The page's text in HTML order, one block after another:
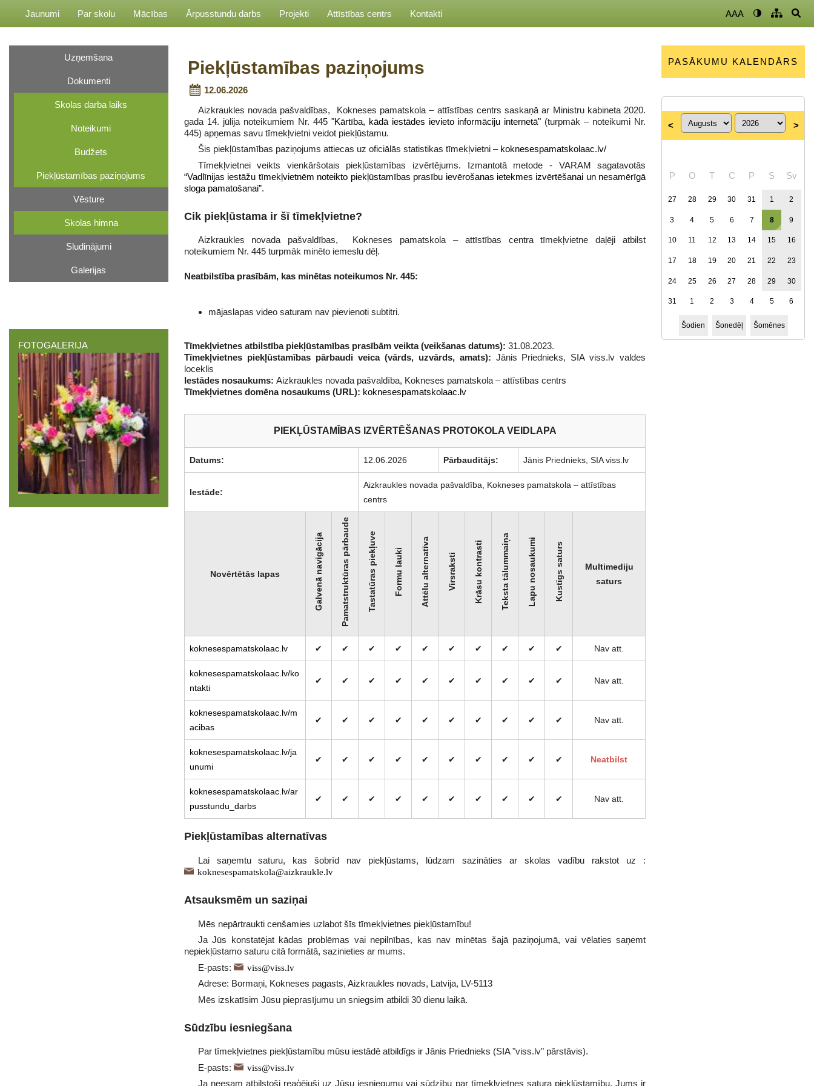
Jaunumi Par skolu Mācības Ārpusstundu darbs Projekti Attīstības centrs Kontakti AAA
Uzņemšana
Dokumenti
Skolas darba laiks
Noteikumi
Budžets
Piekļūstamības paziņojums
Vēsture
Skolas himna
Sludinājumi
Galerijas
FOTOGALERIJA
Piekļūstamības paziņojums
12.06.2026
Aizkraukles novada pašvaldības, Kokneses pamatskola – attīstības centrs saskaņā ar Ministru kabineta 2020.
gada 14. jūlija noteikumiem Nr. 445 "Kārtība, kādā iestādes ievieto informāciju internetā" (turpmāk – noteikumi Nr.
445) apņemas savu tīmekļvietni veidot piekļūstamu.
Šis piekļūstamības paziņojums attiecas uz oficiālās statistikas tīmekļvietni – koknesespamatskolaac.lv/
Tīmekļvietnei veikts vienkāršotais piekļūstamības izvērtējums. Izmantotā metode - VARAM sagatavotās
“Vadlīnijas iestāžu tīmekļvietnēm noteikto piekļūstamības prasību ievērošanas ietekmes izvērtēšanai un nesamērīgā
sloga pamatošanai”.
Cik piekļūstama ir šī tīmekļvietne?
Aizkraukles novada pašvaldības, Kokneses pamatskola – attīstības centra tīmekļvietne daļēji atbilst
noteikumiem Nr. 445 turpmāk minēto iemeslu dēļ.
Neatbilstība prasībām, kas minētas noteikumos Nr. 445:
mājaslapas video saturam nav pievienoti subtitri.
Tīmekļvietnes atbilstība piekļūstamības prasībām veikta (veikšanas datums):31.08.2023.
Tīmekļvietnes piekļūstamības pārbaudi veica (vārds, uzvārds, amats): Jānis Priednieks, SIA viss.lv valdes
loceklis
Iestādes nosaukums:Aizkraukles novada pašvaldība, Kokneses pamatskola – attīstības centrs
Tīmekļvietnes domēna nosaukums (URL): koknesespamatskolaac.lv
PIEKĻŪSTAMĪBAS IZVĒRTĒŠANAS PROTOKOLA VEIDLAPA
Datums: 12.06.2026 Pārbaudītājs: Jānis Priednieks, SIA viss.lv
Iestāde:
Aizkraukles novada pašvaldība, Kokneses pamatskola – attīstības
centrs
Novērtētās lapas Galvenā navigācija Pamatstruktūras pārbaude Tastatūras piekļuve Formu lauki Attēlu alternatīva Virsraksti Krāsu kontrasti Teksta tālummaiņa Lapu nosaukumi Kustīgs saturs
Multimediju
saturs
koknesespamatskolaac.lv ✔ ✔ ✔ ✔ ✔ ✔ ✔ ✔ ✔ ✔ Nav att.
koknesespamatskolaac.lv/ko
ntakti
✔ ✔ ✔ ✔ ✔ ✔ ✔ ✔ ✔ ✔ Nav att.
koknesespamatskolaac.lv/m
acibas
✔ ✔ ✔ ✔ ✔ ✔ ✔ ✔ ✔ ✔ Nav att.
koknesespamatskolaac.lv/ja
unumi
✔ ✔ ✔ ✔ ✔ ✔ ✔ ✔ ✔ ✔ Neatbilst
koknesespamatskolaac.lv/ar
pusstundu_darbs
✔ ✔ ✔ ✔ ✔ ✔ ✔ ✔ ✔ ✔ Nav att.
Piekļūstamības alternatīvas
Lai saņemtu saturu, kas šobrīd nav piekļūstams, lūdzam sazināties ar skolas vadību rakstot uz :
koknesespamatskola@aizkraukle.lv
Atsauksmēm un saziņai
Mēs nepārtraukti cenšamies uzlabot šīs tīmekļvietnes piekļūstamību!
Ja Jūs konstatējat kādas problēmas vai nepilnības, kas nav minētas šajā paziņojumā, vai vēlaties saņemt
nepiekļūstamo saturu citā formātā, sazinieties ar mums.
E-pasts:
viss@viss.lv
Adrese: Bormaņi, Kokneses pagasts, Aizkraukles novads, Latvija, LV-5113
Mēs izskatīsim Jūsu pieprasījumu un sniegsim atbildi 30 dienu laikā.
Sūdzību iesniegšana
Par tīmekļvietnes piekļūstamību mūsu iestādē atbildīgs ir Jānis Priednieks (SIA "viss.lv" pārstāvis).
E-pasts:
viss@viss.lv
Ja neesam atbilstoši reaģējuši uz Jūsu iesniegumu vai sūdzību par tīmekļvietnes satura piekļūstamību, Jums ir
PASĀKUMU KALENDĀRS
< >
P O T C P S Sv
27 28 29 30 31 1 2
3 4 5 6 7 8 9
10 11 12 13 14 15 16
17 18 19 20 21 22 23
24 25 26 27 28 29 30
31 1 2 3 4 5 6
Šodien Šonedēļ Šomēnes